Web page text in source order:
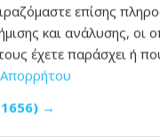
Μοιράσου
επίσης
και ανάλυσης, οι
έχετε παράσχει ή
Απορρήτου
→